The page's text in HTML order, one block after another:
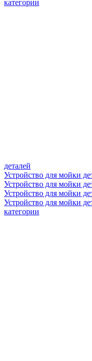
категории
деталей
Устройство для мойки
Устройство для мойки
Устройство для мойки
Устройство для мойки
категории